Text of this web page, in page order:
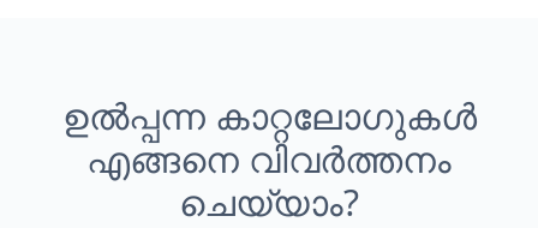
ഉൽപ്പന്ന കാറ്റലോഗുകൾ
എങ്ങനെ വിവർത്തനം
ചെയ്യാം?